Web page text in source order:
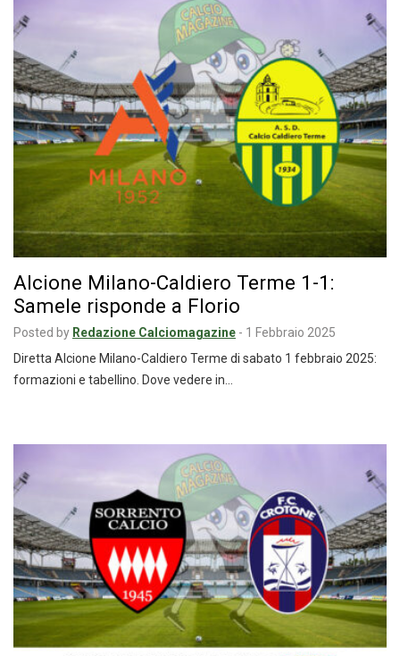
Alcione Milano-Caldiero Terme 1-1:
Samele risponde a Florio
Posted by Redazione Calciomagazine - 1 Febbraio 2025
Diretta Alcione Milano-Caldiero Terme di sabato 1 febbraio 2025:
formazioni e tabellino. Dove vedere in…